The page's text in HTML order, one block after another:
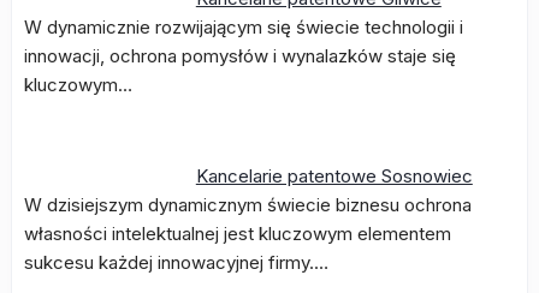
W dynamicznie rozwijającym się świecie technologii i
innowacji, ochrona pomysłów i wynalazków staje się
kluczowym…
Kancelarie patentowe Sosnowiec
W dzisiejszym dynamicznym świecie biznesu ochrona
własności intelektualnej jest kluczowym elementem
sukcesu każdej innowacyjnej firmy.…